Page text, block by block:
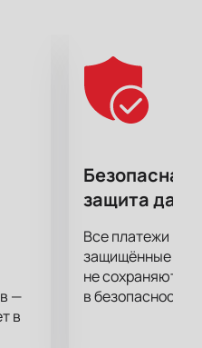
Баста начал
собственного
и Youtube-канале,
(«Газгольдер»,
саундтреков к
—
в
Безопасная
защита
Все платежи
защищённые
не сохраняются
в безопасности.